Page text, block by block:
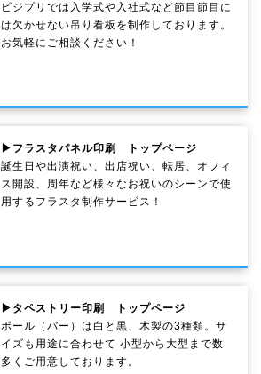
ビジプリでは入学式や入社式など節目節目に
は欠かせない吊り看板を制作しております。
お気軽にご相談ください！
▶フラスタパネル印刷 トップページ
誕生日や出演祝い、出店祝い、転居、オフィ
ス開設、周年など様々なお祝いのシーンで使
用するフラスタ制作サービス！
▶タペストリー印刷 トップページ
ポール（バー）は白と黒、木製の3種類。サ
イズも用途に合わせて 小型から大型まで数
多くご用意しております。